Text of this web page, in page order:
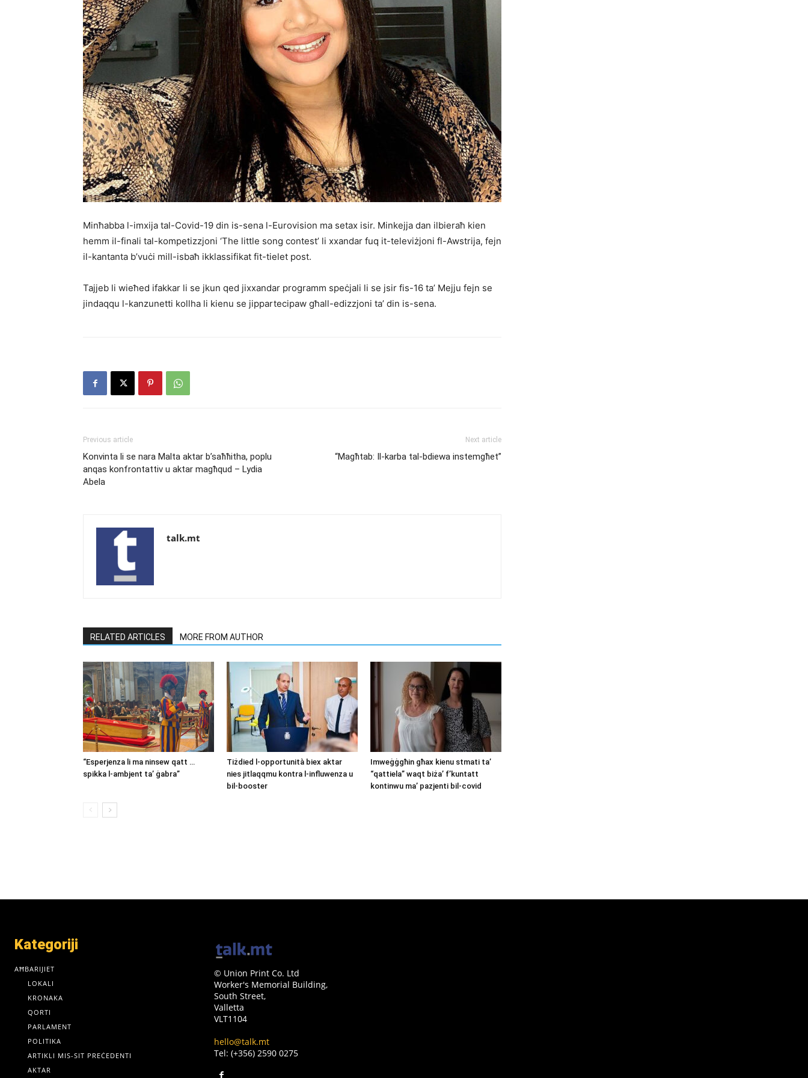
Minħabba l-imxija tal-Covid-19 din is-sena l-Eurovision ma setax isir. Minkejja dan ilbieraħ kien
hemm il-finali tal-kompetizzjoni ‘The little song contest’ li xxandar fuq it-televiżjoni fl-Awstrija, fejn
il-kantanta b’vuċi mill-isbaħ ikklassifikat fit-tielet post.
Tajjeb li wieħed ifakkar li se jkun qed jixxandar programm speċjali li se jsir fis-16 ta’ Mejju fejn se
jindaqqu l-kanzunetti kollha li kienu se jippartecipaw għall-edizzjoni ta’ din is-sena.
Previous article
Konvinta li se nara Malta aktar b’saħħitha, poplu
anqas konfrontattiv u aktar magħqud – Lydia
Abela
Next article
“Magħtab: Il-karba tal-bdiewa instemgħet”
talk.mt
RELATED ARTICLES MORE FROM AUTHOR
“Esperjenza li ma ninsew qatt …
spikka l-ambjent ta’ ġabra”
Tiżdied l-opportunità biex aktar
nies jitlaqqmu kontra l-influwenza u
bil-booster
Imweġġgħin għax kienu stmati ta’
“qattiela” waqt biża’ f’kuntatt
kontinwu ma’ pazjenti bil-covid
Kategoriji
AĦBARIJIET
LOKALI
KRONAKA
QORTI
PARLAMENT
POLITIKA
ARTIKLI MIS-SIT PREĊEDENTI
AKTAR
© Union Print Co. Ltd
Worker's Memorial Building,
South Street,
Valletta
VLT1104
hello@talk.mt
Tel: (+356) 2590 0275